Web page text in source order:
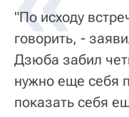
"По исходу
говорить, -
Дзюба забил
нужно еще себя
показать себя